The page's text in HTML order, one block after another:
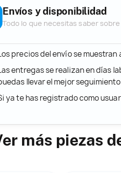
Envíos y disponibilidad
Todo lo que necesitas saber
precios del envío se
entregas se realizan en días
llevar el mejor
ya te has registrado como
más piezas